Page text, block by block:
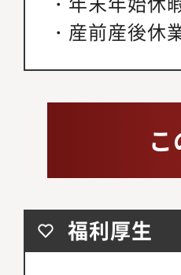
・産前産後休
福利厚生